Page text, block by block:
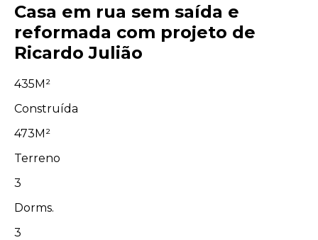
Casa em rua sem saída e
reformada com projeto de
Ricardo Julião
435M²
Construída
473M²
Terreno
3
Dorms.
3